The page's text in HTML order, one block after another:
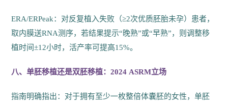
ERA/ERPeak：对反复植入失败（≥2次优质胚胎未孕）患者，
取内膜送RNA测序，若结果提示“晚熟”或“早熟”，则调整移
植时间±12小时，活产率可提高15%。
八、单胚移植还是双胚移植：2024 ASRM立场
指南明确指出：对于拥有至少一枚整倍体囊胚的女性，单胚